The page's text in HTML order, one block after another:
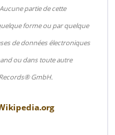
partie de cette
forme ou par quelque
de données électroniques
ou dans toute autre
GmbH.